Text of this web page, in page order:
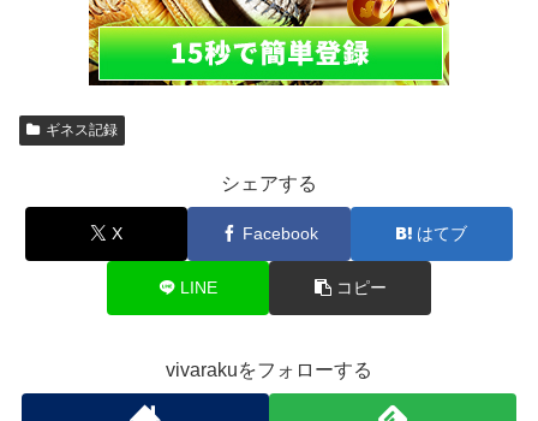
ギネス記録
シェアする
X Facebook はてブ
LINE コピー
vivarakuをフォローする